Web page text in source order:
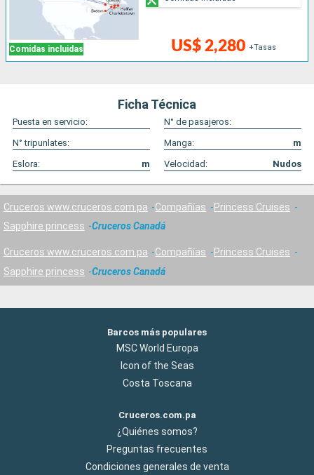
Comidas incluidas US$ 2,280 +Tasas
Ficha Técnica
Puesta en servicio:
N° de pasajeros:
N° tripunlates:
Manga:
m
Eslora:
m Velocidad: Nudos
Cruceros www.cruceros.com.pa Compañías
Princess Cruises
Sapphire princess
Cruceros Canadá
Cruceros www.cruceros.com.pa Compañías
Princess Cruises
Sapphire princess
Cruceros Canadá
Barcos más populares
MSC World Europa
Icon of the Seas
Costa Toscana
Cruceros.com.pa
¿Quiénes somos?
Preguntas frecuentes
Condiciones generales de venta